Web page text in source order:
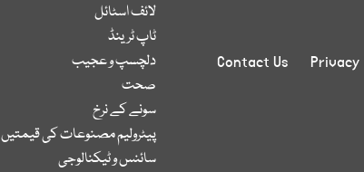
Privacy
Contact Us
لائف اسٹائل
ٹاپ ٹرینڈ
دلچسپ و عجیب
صحت
سونے کے نرخ
پیٹرولیم مصنوعات کی قیمتیں
سائنس و ٹیکنالوجی